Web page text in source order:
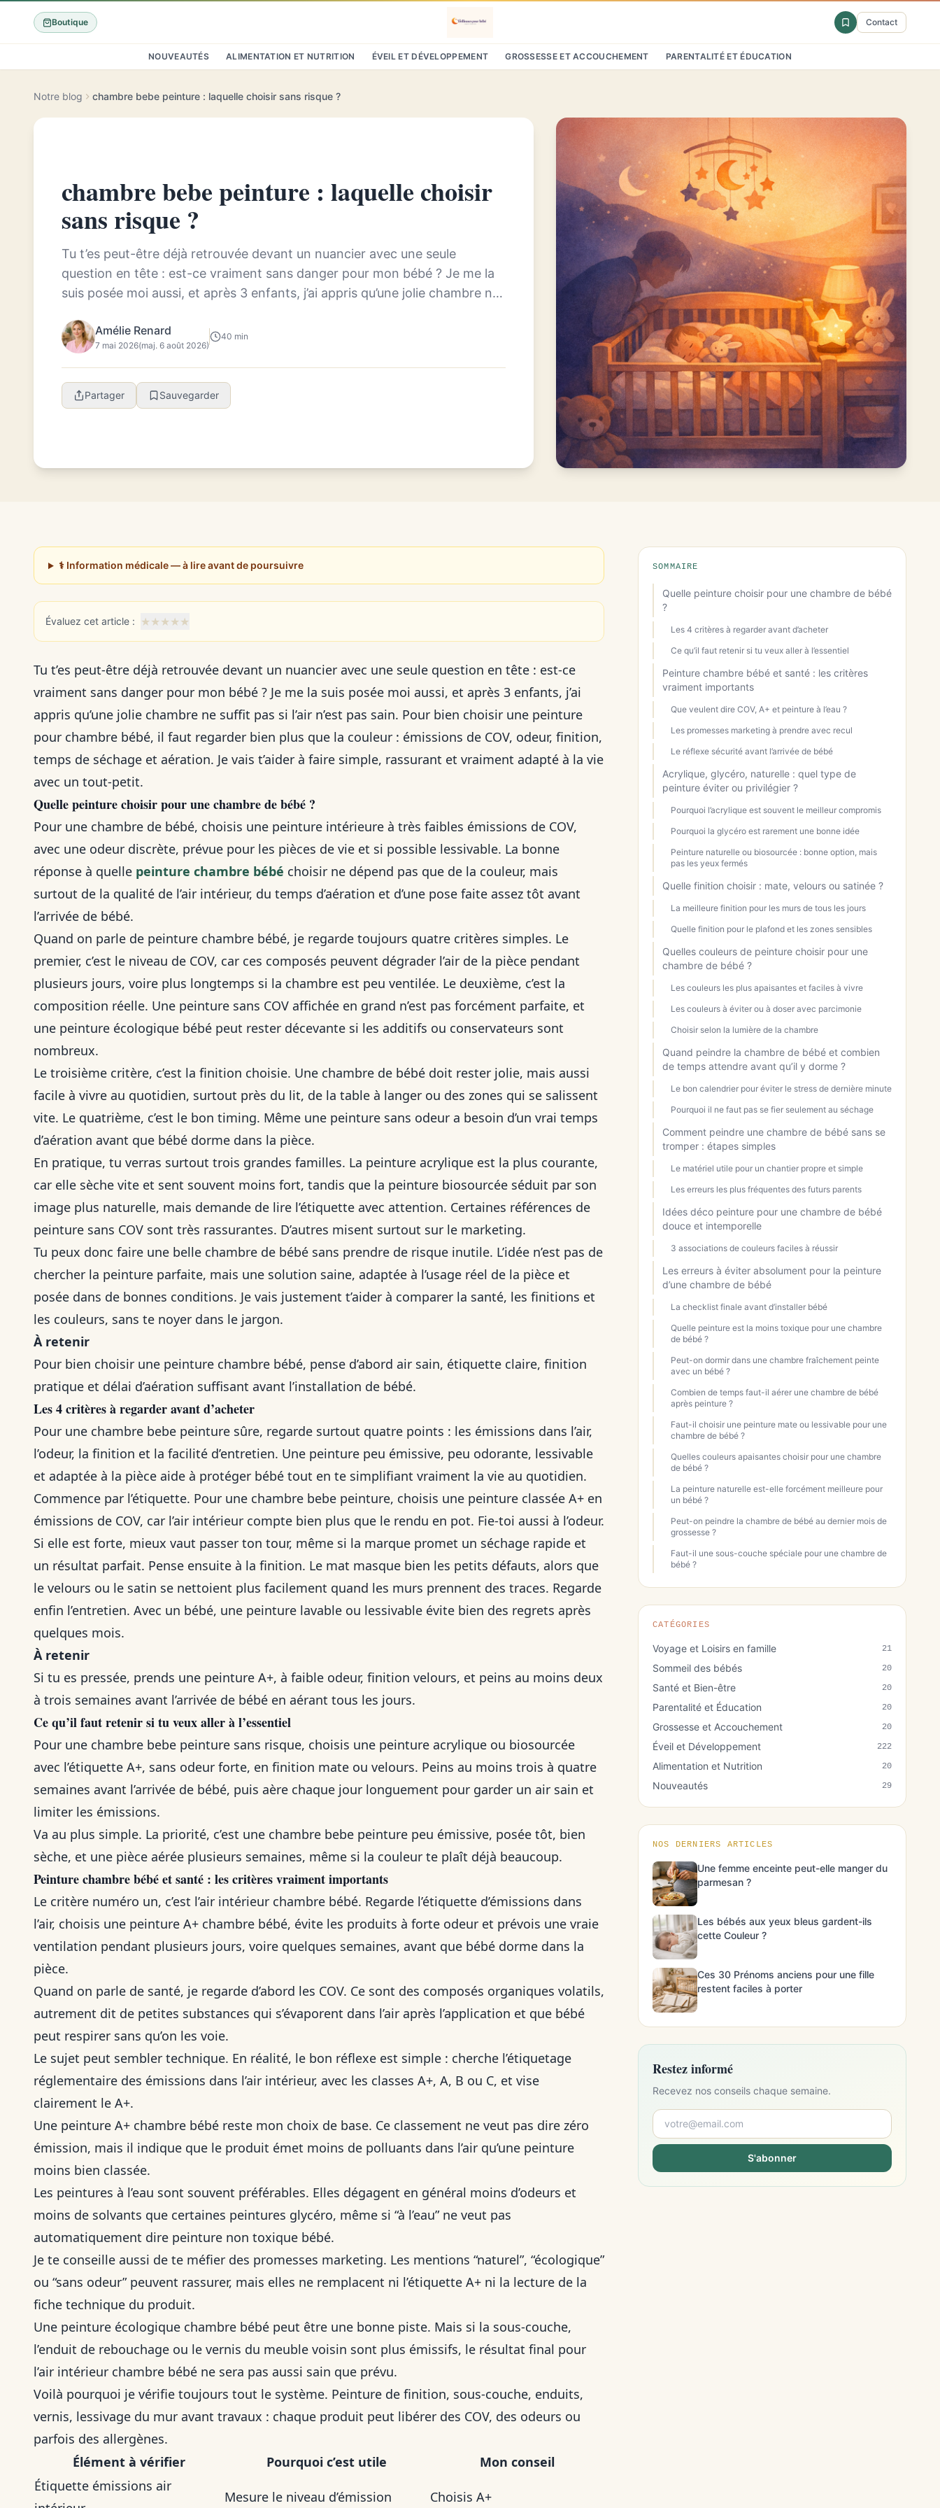
Boutique Contact
NOUVEAUTÉS ALIMENTATION ET NUTRITION ÉVEIL ET DÉVELOPPEMENT GROSSESSE ET ACCOUCHEMENT PARENTALITÉ ET ÉDUCATION
Notre blog chambre bebe peinture : laquelle choisir sans risque ?
chambre bebe peinture : laquelle choisir
sans risque ?
Tu t’es peut-être déjà retrouvée devant un nuancier avec une seule
question en tête : est-ce vraiment sans danger pour mon bébé ? Je me la
suis posée moi aussi, et après 3 enfants, j’ai appris qu’une jolie chambre ne
Amélie Renard
7 mai 2026(maj. 6 août 2026)
40 min
Partager Sauvegarder
⚕️ Information médicale — à lire avant de poursuivre
Évaluez cet article : ★★★★★
Tu t’es peut-être déjà retrouvée devant un nuancier avec une seule question en tête : est-ce
vraiment sans danger pour mon bébé ? Je me la suis posée moi aussi, et après 3 enfants, j’ai
appris qu’une jolie chambre ne suffit pas si l’air n’est pas sain. Pour bien choisir une peinture
pour chambre bébé, il faut regarder bien plus que la couleur : émissions de COV, odeur, finition,
temps de séchage et aération. Je vais t’aider à faire simple, rassurant et vraiment adapté à la vie
avec un tout-petit.
Quelle peinture choisir pour une chambre de bébé ?
Pour une chambre de bébé, choisis une peinture intérieure à très faibles émissions de COV,
avec une odeur discrète, prévue pour les pièces de vie et si possible lessivable. La bonne
réponse à quelle peinture chambre bébé choisir ne dépend pas que de la couleur, mais
surtout de la qualité de l’air intérieur, du temps d’aération et d’une pose faite assez tôt avant
l’arrivée de bébé.
Quand on parle de peinture chambre bébé, je regarde toujours quatre critères simples. Le
premier, c’est le niveau de COV, car ces composés peuvent dégrader l’air de la pièce pendant
plusieurs jours, voire plus longtemps si la chambre est peu ventilée. Le deuxième, c’est la
composition réelle. Une peinture sans COV affichée en grand n’est pas forcément parfaite, et
une peinture écologique bébé peut rester décevante si les additifs ou conservateurs sont
nombreux.
Le troisième critère, c’est la finition choisie. Une chambre de bébé doit rester jolie, mais aussi
facile à vivre au quotidien, surtout près du lit, de la table à langer ou des zones qui se salissent
vite. Le quatrième, c’est le bon timing. Même une peinture sans odeur a besoin d’un vrai temps
d’aération avant que bébé dorme dans la pièce.
En pratique, tu verras surtout trois grandes familles. La peinture acrylique est la plus courante,
car elle sèche vite et sent souvent moins fort, tandis que la peinture biosourcée séduit par son
image plus naturelle, mais demande de lire l’étiquette avec attention. Certaines références de
peinture sans COV sont très rassurantes. D’autres misent surtout sur le marketing.
Tu peux donc faire une belle chambre de bébé sans prendre de risque inutile. L’idée n’est pas de
chercher la peinture parfaite, mais une solution saine, adaptée à l’usage réel de la pièce et
posée dans de bonnes conditions. Je vais justement t’aider à comparer la santé, les finitions et
les couleurs, sans te noyer dans le jargon.
À retenir
Pour bien choisir une peinture chambre bébé, pense d’abord air sain, étiquette claire, finition
pratique et délai d’aération suffisant avant l’installation de bébé.
Les 4 critères à regarder avant d’acheter
Pour une chambre bebe peinture sûre, regarde surtout quatre points : les émissions dans l’air,
l’odeur, la finition et la facilité d’entretien. Une peinture peu émissive, peu odorante, lessivable
et adaptée à la pièce aide à protéger bébé tout en te simplifiant vraiment la vie au quotidien.
Commence par l’étiquette. Pour une chambre bebe peinture, choisis une peinture classée A+ en
émissions de COV, car l’air intérieur compte bien plus que le rendu en pot. Fie-toi aussi à l’odeur.
Si elle est forte, mieux vaut passer ton tour, même si la marque promet un séchage rapide et
un résultat parfait. Pense ensuite à la finition. Le mat masque bien les petits défauts, alors que
le velours ou le satin se nettoient plus facilement quand les murs prennent des traces. Regarde
enfin l’entretien. Avec un bébé, une peinture lavable ou lessivable évite bien des regrets après
quelques mois.
À retenir
Si tu es pressée, prends une peinture A+, à faible odeur, finition velours, et peins au moins deux
à trois semaines avant l’arrivée de bébé en aérant tous les jours.
Ce qu’il faut retenir si tu veux aller à l’essentiel
Pour une chambre bebe peinture sans risque, choisis une peinture acrylique ou biosourcée
avec l’étiquette A+, sans odeur forte, en finition mate ou velours. Peins au moins trois à quatre
semaines avant l’arrivée de bébé, puis aère chaque jour longuement pour garder un air sain et
limiter les émissions.
Va au plus simple. La priorité, c’est une chambre bebe peinture peu émissive, posée tôt, bien
sèche, et une pièce aérée plusieurs semaines, même si la couleur te plaît déjà beaucoup.
Peinture chambre bébé et santé : les critères vraiment importants
Le critère numéro un, c’est l’air intérieur chambre bébé. Regarde l’étiquette d’émissions dans
l’air, choisis une peinture A+ chambre bébé, évite les produits à forte odeur et prévois une vraie
ventilation pendant plusieurs jours, voire quelques semaines, avant que bébé dorme dans la
pièce.
Quand on parle de santé, je regarde d’abord les COV. Ce sont des composés organiques volatils,
autrement dit de petites substances qui s’évaporent dans l’air après l’application et que bébé
peut respirer sans qu’on les voie.
Le sujet peut sembler technique. En réalité, le bon réflexe est simple : cherche l’étiquetage
réglementaire des émissions dans l’air intérieur, avec les classes A+, A, B ou C, et vise
clairement le A+.
Une peinture A+ chambre bébé reste mon choix de base. Ce classement ne veut pas dire zéro
émission, mais il indique que le produit émet moins de polluants dans l’air qu’une peinture
moins bien classée.
Les peintures à l’eau sont souvent préférables. Elles dégagent en général moins d’odeurs et
moins de solvants que certaines peintures glycéro, même si “à l’eau” ne veut pas
automatiquement dire peinture non toxique bébé.
Je te conseille aussi de te méfier des promesses marketing. Les mentions “naturel”, “écologique”
ou “sans odeur” peuvent rassurer, mais elles ne remplacent ni l’étiquette A+ ni la lecture de la
fiche technique du produit.
Une peinture écologique chambre bébé peut être une bonne piste. Mais si la sous-couche,
l’enduit de rebouchage ou le vernis du meuble voisin sont plus émissifs, le résultat final pour
l’air intérieur chambre bébé ne sera pas aussi sain que prévu.
Voilà pourquoi je vérifie toujours tout le système. Peinture de finition, sous-couche, enduits,
vernis, lessivage du mur avant travaux : chaque produit peut libérer des COV, des odeurs ou
parfois des allergènes.
Élément à vérifier
Pourquoi c’est utile
Mon conseil
Étiquette émissions air
Mesure le niveau d’émission Choisis A+
SOMMAIRE
Quelle peinture choisir pour une chambre de bébé
?
Les 4 critères à regarder avant d’acheter
Ce qu’il faut retenir si tu veux aller à l’essentiel
Peinture chambre bébé et santé : les critères
vraiment importants
Que veulent dire COV, A+ et peinture à l’eau ?
Les promesses marketing à prendre avec recul
Le réflexe sécurité avant l’arrivée de bébé
Acrylique, glycéro, naturelle : quel type de
peinture éviter ou privilégier ?
Pourquoi l’acrylique est souvent le meilleur compromis
Pourquoi la glycéro est rarement une bonne idée
Peinture naturelle ou biosourcée : bonne option, mais
pas les yeux fermés
Quelle finition choisir : mate, velours ou satinée ?
La meilleure finition pour les murs de tous les jours
Quelle finition pour le plafond et les zones sensibles
Quelles couleurs de peinture choisir pour une
chambre de bébé ?
Les couleurs les plus apaisantes et faciles à vivre
Les couleurs à éviter ou à doser avec parcimonie
Choisir selon la lumière de la chambre
Quand peindre la chambre de bébé et combien
de temps attendre avant qu’il y dorme ?
Le bon calendrier pour éviter le stress de dernière minute
Pourquoi il ne faut pas se fier seulement au séchage
Comment peindre une chambre de bébé sans se
tromper : étapes simples
Le matériel utile pour un chantier propre et simple
Les erreurs les plus fréquentes des futurs parents
Idées déco peinture pour une chambre de bébé
douce et intemporelle
3 associations de couleurs faciles à réussir
Les erreurs à éviter absolument pour la peinture
d’une chambre de bébé
La checklist finale avant d’installer bébé
Quelle peinture est la moins toxique pour une chambre
de bébé ?
Peut-on dormir dans une chambre fraîchement peinte
avec un bébé ?
Combien de temps faut-il aérer une chambre de bébé
après peinture ?
Faut-il choisir une peinture mate ou lessivable pour une
chambre de bébé ?
Quelles couleurs apaisantes choisir pour une chambre
de bébé ?
La peinture naturelle est-elle forcément meilleure pour
un bébé ?
Peut-on peindre la chambre de bébé au dernier mois de
grossesse ?
Faut-il une sous-couche spéciale pour une chambre de
bébé ?
CATÉGORIES
Voyage et Loisirs en famille 21
Sommeil des bébés 20
Santé et Bien-être 20
Parentalité et Éducation 20
Grossesse et Accouchement 20
Éveil et Développement 222
Alimentation et Nutrition 20
Nouveautés 29
NOS DERNIERS ARTICLES
Une femme enceinte peut-elle manger du
parmesan ?
Les bébés aux yeux bleus gardent-ils
cette Couleur ?
Ces 30 Prénoms anciens pour une fille
restent faciles à porter
Restez informé
Recevez nos conseils chaque semaine.
S'abonner